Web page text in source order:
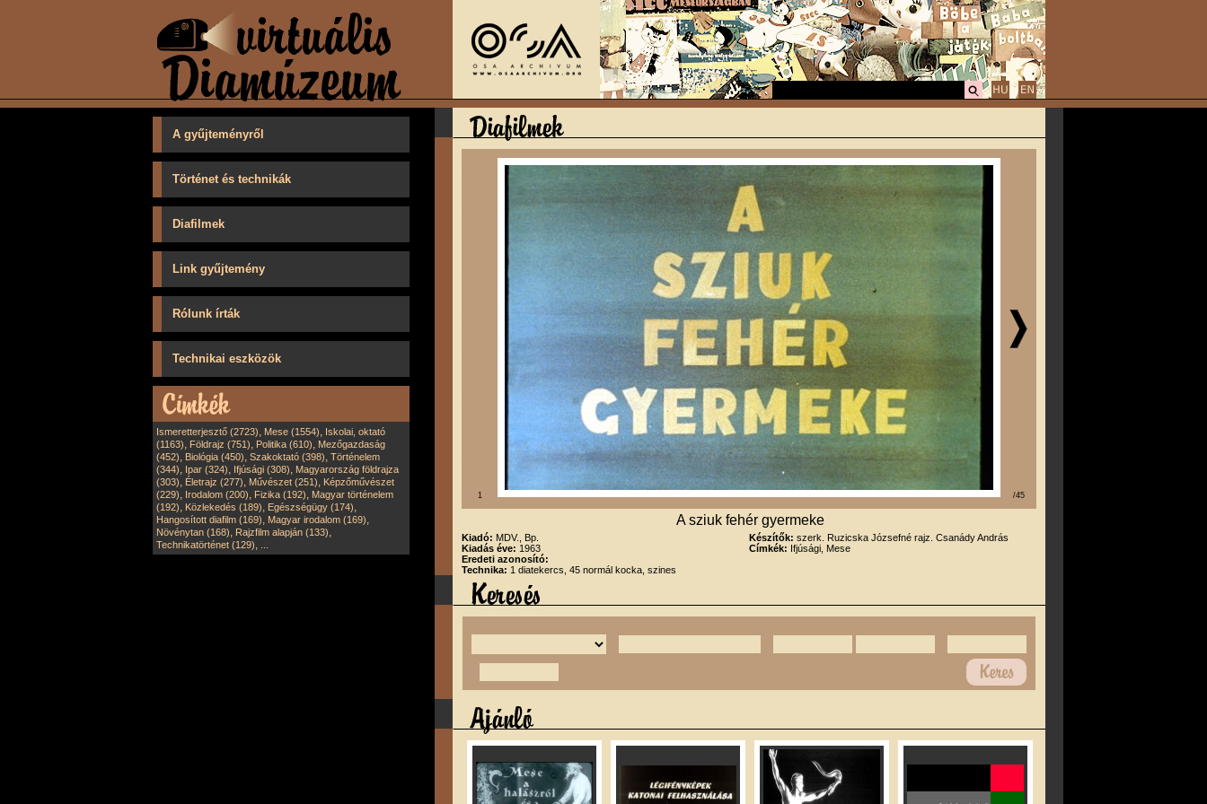
A gyűjteményről
Történet és technikák
Diafilmek
Link gyűjtemény
Rólunk írták
Technikai eszközök
Ismeretterjesztő (2723), Mese (1554), Iskolai, oktató
(1163), Földrajz (751), Politika (610), Mezőgazdaság
(452), Biológia (450), Szakoktató (398), Történelem
(344), Ipar (324), Ifjúsági (308), Magyarország földrajza
(303), Életrajz (277), Művészet (251), Képzőművészet
(229), Irodalom (200), Fizika (192), Magyar történelem
(192), Közlekedés (189), Egészségügy (174),
Hangosított diafilm (169), Magyar irodalom (169),
Növénytan (168), Rajzfilm alapján (133),
Technikatörténet (129),
1 /45
A sziuk fehér gyermeke
Kiadó: MDV., Bp.
Kiadás éve: 1963
Eredeti azonosító:
Technika: 1 diatekercs, 45 normál kocka, szines
Készítők: szerk. Ruzicska Józsefné rajz. Csanády András
Címkék: Ifjúsági, Mese